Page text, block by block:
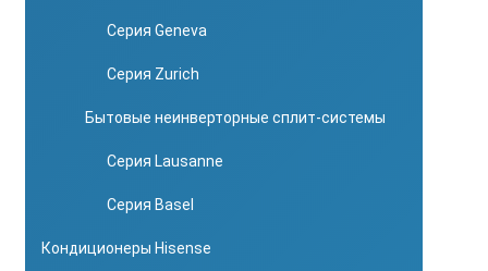
Серия Geneva
Серия Zurich
Бытовые неинверторные сплит-системы
Серия Lausanne
Серия Basel
Кондиционеры Hisense